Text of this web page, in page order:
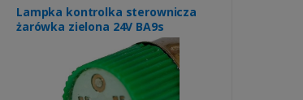
Lampka kontrolka sterownicza
żarówka zielona 24V BA9s